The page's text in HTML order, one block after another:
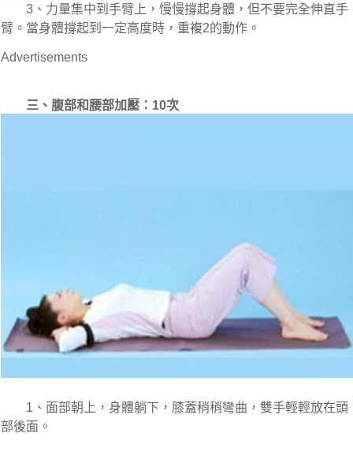
3、力量集中到手臂上，慢慢撐起身體，但不要完全伸直手
臂。當身體撐起到一定高度時，重複2的動作。
Advertisements
三、腹部和腰部加壓：10次
1、面部朝上，身體躺下，膝蓋稍稍彎曲，雙手輕輕放在頭
部後面。